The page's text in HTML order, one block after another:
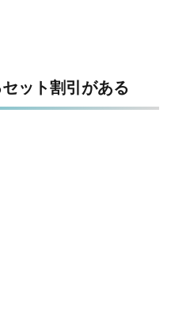
ット割引がある